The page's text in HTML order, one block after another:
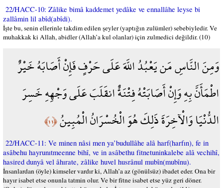
22/HACC-10: Zâlike bimâ kaddemet yedâke ve ennallâhe leyse bi
zallâmin lil abîd(abîdi).
İşte bu, senin ellerinle takdim edilen şeyler (yaptığın zulümler) sebebiyledir. Ve
muhakkak ki Allah, abidler (Allah’a kul olanlar) için zulmedici değildir. (10)
وَمِنَ النَّاسِ مَن يَعْبُدُ اللَّهَ عَلَى حَرْفٍ فَإِنْ أَصَابَهُ خَيْرٌ
اطْمَأَنَّ بِهِ وَإِنْ أَصَابَتْهُ فِتْنَةٌ انقَلَبَ عَلَى وَجْهِهِ خَسِرَ
الدُّنْيَا وَالْآخِرَةَ ذَلِكَ هُوَ الْخُسْرَانُ الْمُبِينُ﴿١١﴾
22/HACC-11: Ve minen nâsi men ya’budullâhe alâ harf(harfın), fe in
asâbehu hayrunıtmeenne bihî, ve in asâbethu fitnetuninkalebe alâ vechihî,
hasired dunyâ vel âhırate, zâlike huvel husrânul mubîn(mubînu).
İnsanlardan (öyle) kimseler vardır ki, Allah’a az (gönülsüz) ibadet eder. Ona bir
hayır isabet etse onunla tatmin olur. Ve bir fitne isabet etse yüz geri döner.